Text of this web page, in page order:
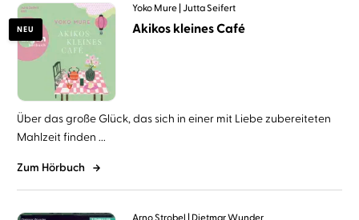
NEU
Yoko Mure Jutta Seifert
Akikos kleines Café
Über das große Glück, das sich in einer mit Liebe zubereiteten
Mahlzeit finden ...
Zum Hörbuch
Arno Strobel Dietmar Wunder